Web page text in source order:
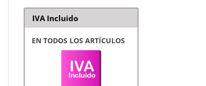
IVA Incluido
EN TODOS LOS ARTÍCULOS